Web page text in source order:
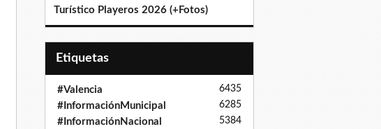
Turístico Playeros 2026 (+Fotos)
Etiquetas
#Valencia 6435
#InformaciónMunicipal 6285
#InformaciónNacional 5384